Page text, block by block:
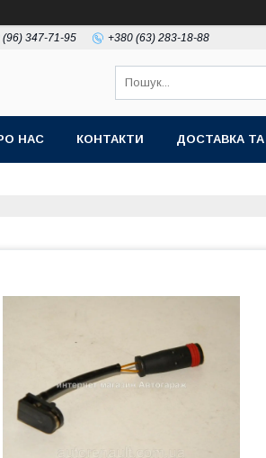
(96) 347-71-95 +380 (63) 283-18-88
НАС КОНТАКТИ ДОСТАВКА